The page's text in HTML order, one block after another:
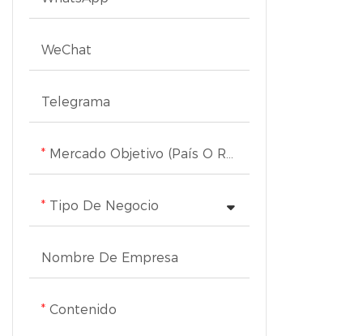
televisores
WeChat
Telegrama
Mercado Objetivo (país O Región)
Tipo De Negocio
Nombre De Empresa
Contenido